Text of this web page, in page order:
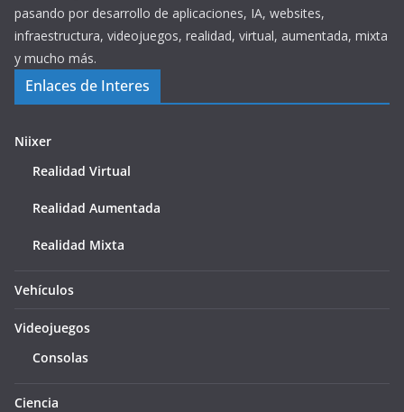
pasando por desarrollo de aplicaciones, IA, websites,
infraestructura, videojuegos, realidad, virtual, aumentada, mixta
y mucho más.
Enlaces de Interes
Niixer
Realidad Virtual
Realidad Aumentada
Realidad Mixta
Vehículos
Videojuegos
Consolas
Ciencia